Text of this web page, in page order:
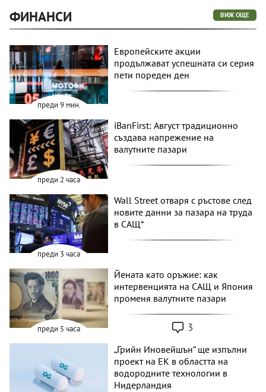
ФИНАНСИ ВИЖ ОЩЕ
преди 9 мин.
Европейските акции
продължават успешната си серия
пети пореден ден
преди 2 часа
iBanFirst: Август традиционно
създава напрежение на
валутните пазари
преди 3 часа
Wall Street отваря с ръстове след
новите данни за пазара на труда
в САЩ*
преди 5 часа
Йената като оръжие: как
интервенцията на САЩ и Япония
променя валутните пазари
3
„Грийн Иновейшън“ ще изпълни
проект на ЕК в областта на
водородните технологии в
Нидерландия